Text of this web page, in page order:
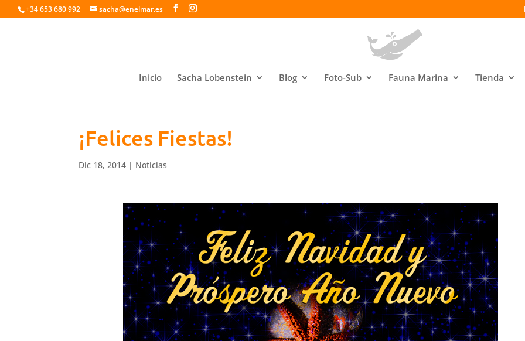
+34 653 680 992 sacha@enelmar.es
Inicio Sacha Lobenstein Blog Foto-Sub Fauna Marina Tienda
¡Felices Fiestas!
Dic 18, 2014 | Noticias